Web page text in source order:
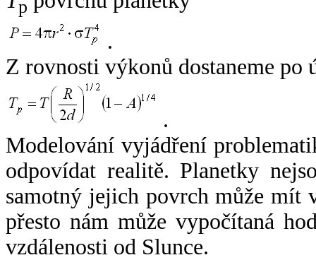
p
.
Z rovnosti výkonů dostaneme po
.
Modelování vyjádření
odpovídat realitě. Planetky
samotný jejich povrch může mít
přesto nám může vypočítaná
vzdálenosti od Slunce.